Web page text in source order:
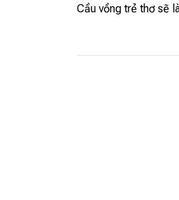
Cầu vồng trẻ thơ sẽ